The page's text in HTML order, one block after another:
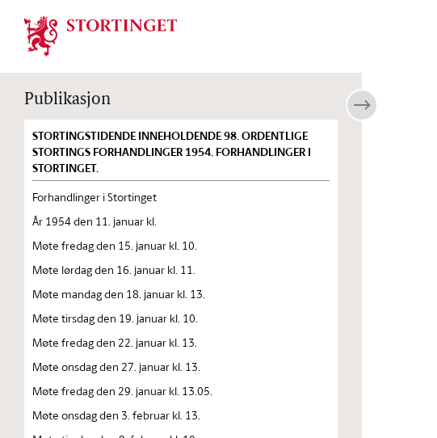
Stortinget.no
Publikasjon
STORTINGSTIDENDE INNEHOLDENDE 98. ORDENTLIGE
STORTINGS FORHANDLINGER 1954. FORHANDLINGER I
STORTINGET.
Forhandlinger i Stortinget
År 1954 den 11. januar kl.
Møte fredag den 15. januar kl. 10.
Møte lørdag den 16. januar kl. 11.
Møte mandag den 18. januar kl. 13.
Møte tirsdag den 19. januar kl. 10.
Møte fredag den 22. januar kl. 13.
Møte onsdag den 27. januar kl. 13.
Møte fredag den 29. januar kl. 13.05.
Møte onsdag den 3. februar kl. 13.